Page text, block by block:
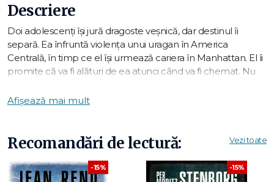
Descriere
Doi adolescenţi îşi jură dragoste veşnică, dar destinul îi
separă. Ea înfruntă violenţa unui uragan în America
Centrală, în timp ce el îşi urmează cariera în Manhattan. El îi
promite că va fi alături de ea atunci când va fi chemat. Nu
-- Elle
Pentru cititorii francezi, Marc Levy întruchipează un destin
de basm: ajuns târziu la literatură, acest autor, pe cât de
Afișează mai mult
Recomandări de lectură: Vezi toate
-15% -15%